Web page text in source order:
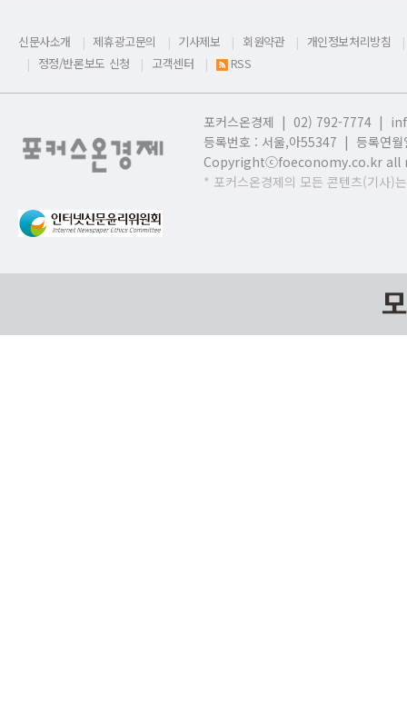
신문사소개 제휴광고문의 기사제보 회원약관
개인정보처리방침
정정/반론보도 신청
고객센터 RSS
포커스온경제 | 02) 792-7774 |
등록번호 : 서울,아55347 | 등록연
Copyrightⓒfoeconomy.co.kr all
* 포커스온경제의 모든 콘텐츠(기사)